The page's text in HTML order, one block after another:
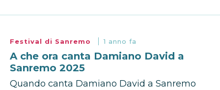
Festival di Sanremo 1 anno fa
A che ora canta Damiano David a
Sanremo 2025
Quando canta Damiano David a Sanremo